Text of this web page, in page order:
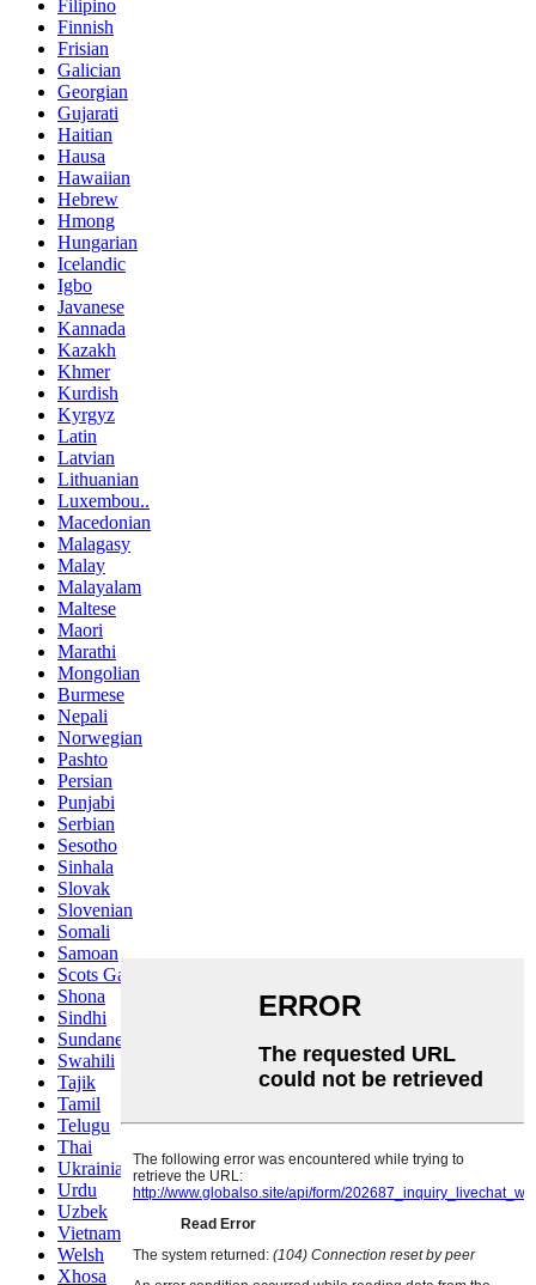
Filipino
Finnish
Frisian
Galician
Georgian
Gujarati
Haitian
Hausa
Hawaiian
Hebrew
Hmong
Hungarian
Icelandic
Igbo
Javanese
Kannada
Kazakh
Khmer
Kurdish
Kyrgyz
Latin
Latvian
Lithuanian
Luxembou..
Macedonian
Malagasy
Malay
Malayalam
Maltese
Maori
Marathi
Mongolian
Burmese
Nepali
Norwegian
Pashto
Persian
Punjabi
Serbian
Sesotho
Sinhala
Slovak
Slovenian
Somali
Samoan
Scots Gaelic
Shona
Sindhi
Sundanese
Swahili
Tajik
Tamil
Telugu
Thai
Ukrainian
Urdu
Uzbek
Vietnamese
Welsh
Xhosa